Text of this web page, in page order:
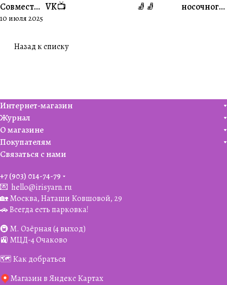
Совместни
к🎄
10 июля 2025
VK📺
🧦🧦
носочного
Назад к списку
Интернет-магазин
Журнал
О магазине
Покупателям
Связаться с нами
+7 (903) 014-74-79‬
💌 hello@irisyarn.ru
🏡 Москва, Наташи Ковшовой, 29
🚗 Всегда есть парковка!
🚇 М. Озёрная (4 выход)
🚉 МЦД-4 Очаково
🗺️ Как добраться
Магазин в Яндекс Картах